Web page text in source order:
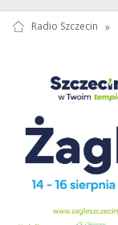
Radio Szczecin »